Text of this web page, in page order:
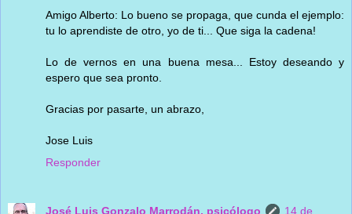
Amigo Alberto: Lo bueno se propaga, que cunda el ejemplo:
tu lo aprendiste de otro, yo de ti... Que siga la cadena!
Lo de vernos en una buena mesa... Estoy deseando y
espero que sea pronto.
Gracias por pasarte, un abrazo,
Jose Luis
Responder
José Luis Gonzalo Marrodán, psicólogo
14 de